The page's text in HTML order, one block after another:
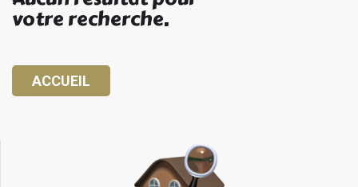
votre recherche.
ACCUEIL